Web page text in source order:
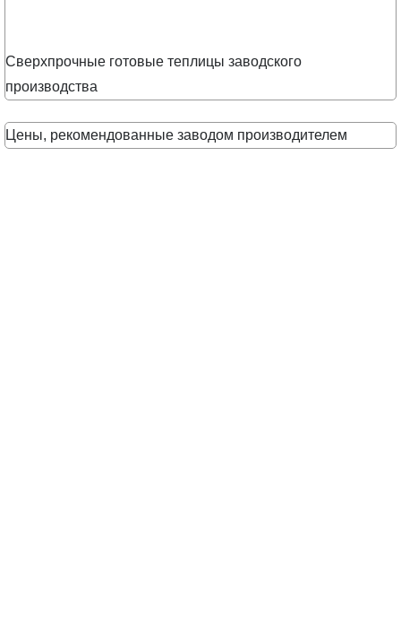
Сверхпрочные готовые теплицы заводского
производства
Цены, рекомендованные заводом производителем